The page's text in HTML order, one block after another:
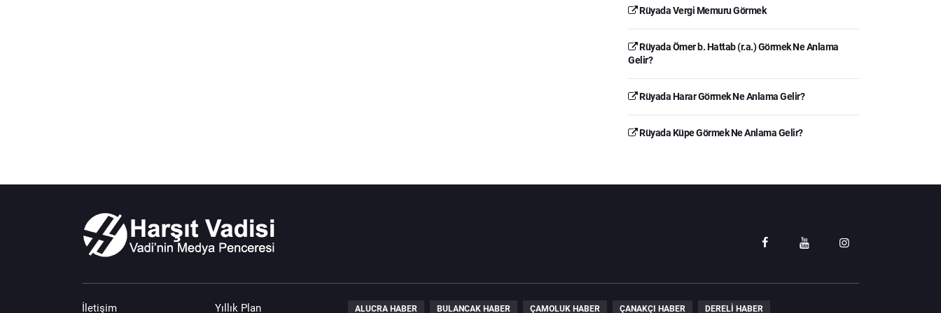
Rüyada Vergi Memuru Görmek
Rüyada Ömer b. Hattab (r.a.) Görmek Ne Anlama
Gelir?
Rüyada Harar Görmek Ne Anlama Gelir?
Rüyada Küpe Görmek Ne Anlama Gelir?
İletişim Yıllık Plan ALUCRA HABER BULANCAK HABER ÇAMOLUK HABER ÇANAKÇI HABER DERELI HABER